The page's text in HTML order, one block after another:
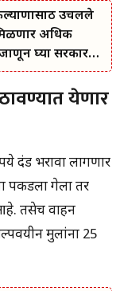
उचलले
अधिक
घ्या सरकारचा
येणार
दंड भरावा लागणार
पकडला गेला तर
तसेच वाहन
मुलांना 25